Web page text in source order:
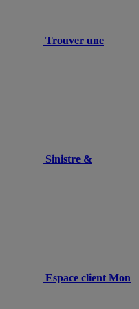
Trouver une
Sinistre &
Espace client Mon